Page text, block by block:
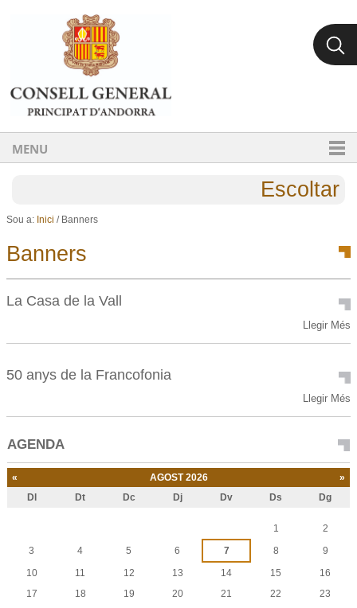
Ves al contingut.
Salta a la navegació
MENU
Escoltar
Sou a: Inici / Banners
Banners
La Casa de la Vall
la
Llegir Més
50 anys de la Francofonia
la
Llegir Més
AGENDA
« AGOST 2026 »
Dl Dt Dc Dj Dv Ds Dg
1
2
3
4 5 6 7 8
9
10
11 12 13 14 15
16
17
18 19 20 21 22
23